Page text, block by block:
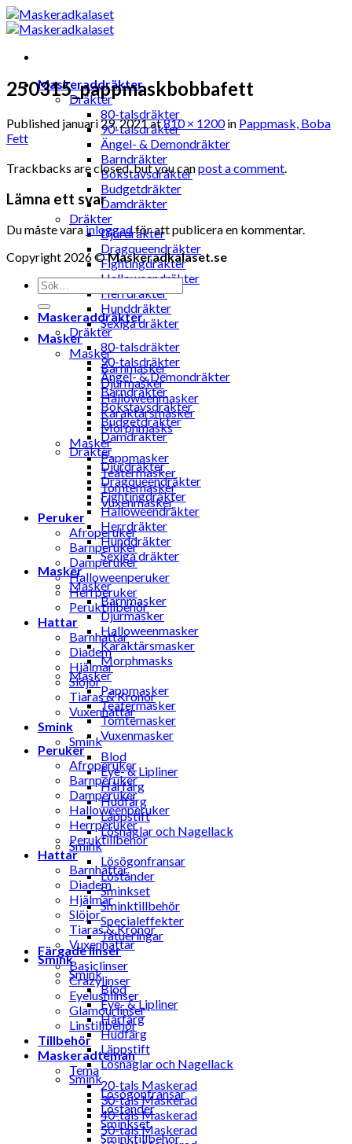
Skip
to
Maskeraddräkter
Dräkter
80-talsdräkter
90-talsdräkter
Ängel- & Demondräkter
Barndräkter
Bokstavsdräkter
Budgetdräkter
Damdräkter
Dräkter
Djurdräkter
Dragqueendräkter
Fightingdräkter
Halloweendräkter
Herrdräkter
Hunddräkter
Sexiga dräkter
Masker
Masker
Barnmasker
Djurmasker
Halloweenmasker
Karaktärsmasker
Morphmasks
Masker
Pappmasker
Teatermasker
Tomtemasker
Vuxenmasker
Peruker
Afroperuker
Barnperuker
Damperuker
Halloweenperuker
Herrperuker
Peruktillbehör
Hattar
Barnhattar
Diadem
Hjälmar
Slöjor
Tiaras & Kronor
Vuxenhattar
Smink
Smink
Blod
Eye- & Lipliner
Hårfärg
Hudfärg
Läppstift
Lösnaglar och Nagellack
Smink
Lösögonfransar
Löständer
Sminkset
Sminktillbehör
Specialeffekter
Tatueringar
Färgade linser
Basiclinser
Crazylinser
Eyelushlinser
Glamourlinser
Linstillbehör
Tillbehör
Maskeradteman
Tema
20-tals Maskerad
30-tals Maskerad
40-tals Maskerad
50-tals Maskerad
250315_pappmaskbobbafett
Published januari 29, 2021at810 × 1200in Pappmask, Boba
Fett
Trackbacks are closed, but you canpost a comment.
Lämna ett svar
Du måste varainloggadför att publicera en kommentar.
Copyright 2026 ©Maskeradkalaset.se
Sök
efter:
Maskeraddräkter
Dräkter
80-talsdräkter
90-talsdräkter
Ängel- & Demondräkter
Barndräkter
Bokstavsdräkter
Budgetdräkter
Damdräkter
Dräkter
Djurdräkter
Dragqueendräkter
Fightingdräkter
Halloweendräkter
Herrdräkter
Hunddräkter
Sexiga dräkter
Masker
Masker
Barnmasker
Djurmasker
Halloweenmasker
Karaktärsmasker
Morphmasks
Masker
Pappmasker
Teatermasker
Tomtemasker
Vuxenmasker
Peruker
Afroperuker
Barnperuker
Damperuker
Halloweenperuker
Herrperuker
Peruktillbehör
Hattar
Barnhattar
Diadem
Hjälmar
Slöjor
Tiaras & Kronor
Vuxenhattar
Smink
Smink
Blod
Eye- & Lipliner
Hårfärg
Hudfärg
Läppstift
Lösnaglar och Nagellack
Smink
Lösögonfransar
Löständer
Sminkset
Sminktillbehör